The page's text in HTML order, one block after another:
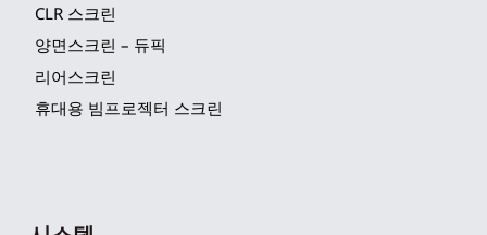
CLR 스크린
양면스크린 – 듀픽
리어스크린
휴대용 빔프로젝터 스크린